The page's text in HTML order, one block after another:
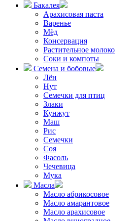
Бакалея
Арахисовая паста
Варенье
Мёд
Консервация
Растительное молоко
Соки и компоты
Семена и бобовые
Лён
Нут
Семечки для птиц
Злаки
Кунжут
Маш
Рис
Семечки
Соя
Фасоль
Чечевица
Мука
Масла
Масло абрикосовое
Масло амарантовое
Масло арахисовое